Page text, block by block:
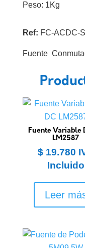
Peso: 1Kg
Ref: FC-ACDC-
Fuente
Fuente Variable
LM2587
$19.780
Incluido
Leer